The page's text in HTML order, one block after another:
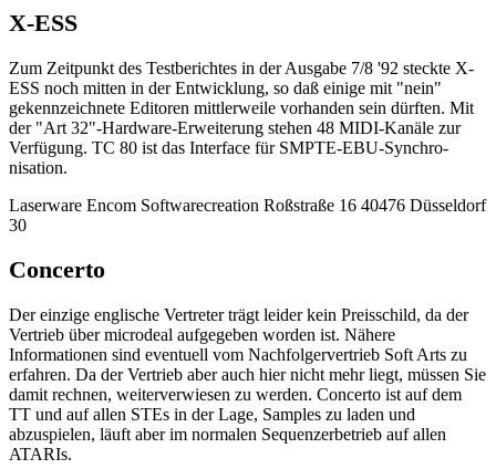
X-ESS
Zum Zeitpunkt des Testberichtes in der Ausgabe 7/8 '92 steckte X-
ESS noch mitten in der Entwicklung, so daß einige mit "nein"
gekennzeichnete Editoren mittlerweile vorhanden sein dürften. Mit
der "Art 32"-Hardware-Erweiterung stehen 48 MIDI-Kanäle zur
Verfügung. TC 80 ist das Interface für SMPTE-EBU-Synchro-
nisation.
Laserware Encom Softwarecreation Roßstraße 16 40476 Düsseldorf
30
Concerto
Der einzige englische Vertreter trägt leider kein Preisschild, da der
Vertrieb über microdeal aufgegeben worden ist. Nähere
Informationen sind eventuell vom Nachfolgervertrieb Soft Arts zu
erfahren. Da der Vertrieb aber auch hier nicht mehr liegt, müssen Sie
damit rechnen, weiterverwiesen zu werden. Concerto ist auf dem
TT und auf allen STEs in der Lage, Samples zu laden und
abzuspielen, läuft aber im normalen Sequenzerbetrieb auf allen
ATARIs.